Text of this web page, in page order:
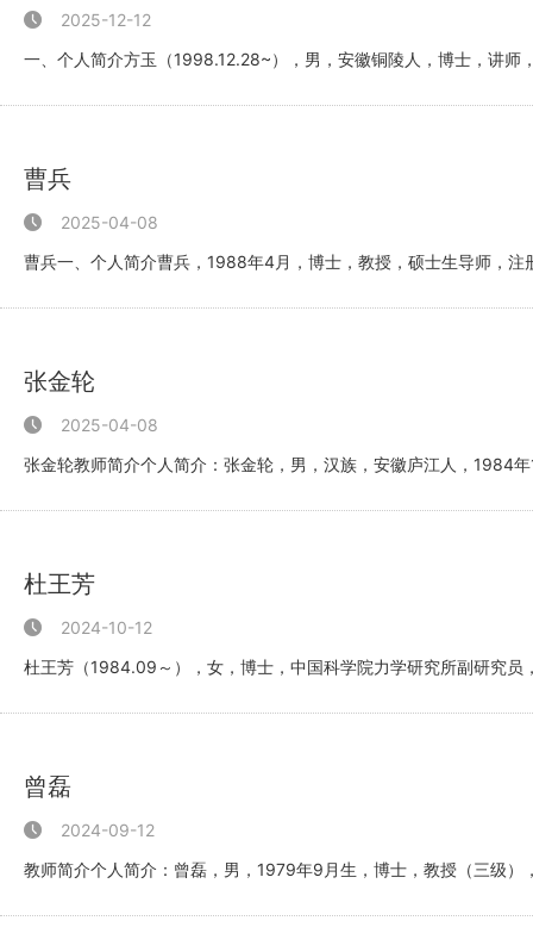
2025-12-12
一、个人简介方玉（1998.12.28~），男，安徽铜陵人，博士，讲
曹兵
2025-04-08
曹兵一、个人简介曹兵，1988年4月，博士，教授，硕士生导师，
张金轮
2025-04-08
张金轮教师简介个人简介：张金轮，男，汉族，安徽庐江人，1984
杜王芳
2024-10-12
杜王芳（1984.09～），女，博士，中国科学院力学研究所副研究
曾磊
2024-09-12
教师简介个人简介：曾磊，男，1979年9月生，博士，教授（三级